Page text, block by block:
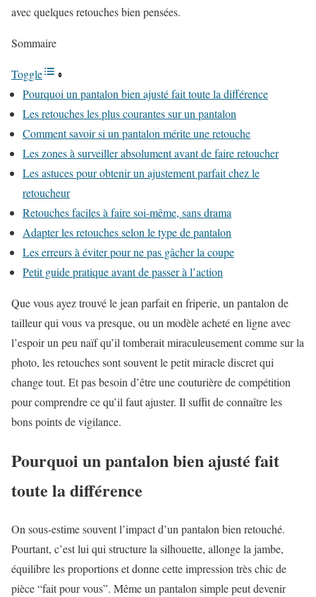
avec quelques retouches bien pensées.
Sommaire
Toggle
Pourquoi un pantalon bien ajusté fait toute la différence
Les retouches les plus courantes sur un pantalon
Comment savoir si un pantalon mérite une retouche
Les zones à surveiller absolument avant de faire retoucher
Les astuces pour obtenir un ajustement parfait chez le
retoucheur
Retouches faciles à faire soi-même, sans drama
Adapter les retouches selon le type de pantalon
Les erreurs à éviter pour ne pas gâcher la coupe
Petit guide pratique avant de passer à l’action
Que vous ayez trouvé le jean parfait en friperie, un pantalon de
tailleur qui vous va presque, ou un modèle acheté en ligne avec
l’espoir un peu naïf qu’il tomberait miraculeusement comme sur la
photo, les retouches sont souvent le petit miracle discret qui
change tout. Et pas besoin d’être une couturière de compétition
pour comprendre ce qu’il faut ajuster. Il suffit de connaître les
bons points de vigilance.
Pourquoi un pantalon bien ajusté fait
toute la différence
On sous-estime souvent l’impact d’un pantalon bien retouché.
Pourtant, c’est lui qui structure la silhouette, allonge la jambe,
équilibre les proportions et donne cette impression très chic de
pièce “fait pour vous”. Même un pantalon simple peut devenir